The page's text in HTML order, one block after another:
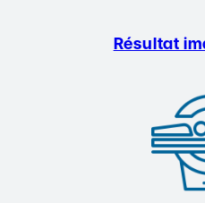
Résultat